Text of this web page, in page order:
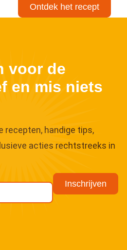
Ontdek het recept
voor de
en mis niets
recepten, handige tips,
acties rechtstreeks in